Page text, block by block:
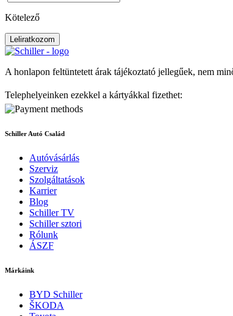
Kötelező
Leliratkozom
A honlapon feltüntetett árak tájékoztató jellegűek, nem
Telephelyeinken ezekkel a kártyákkal fizethet:
Schiller Autó Család
Autóvásárlás
Szerviz
Szolgáltatások
Karrier
Blog
Schiller TV
Schiller sztori
Rólunk
ÁSZF
Márkáink
BYD Schiller
ŠKODA